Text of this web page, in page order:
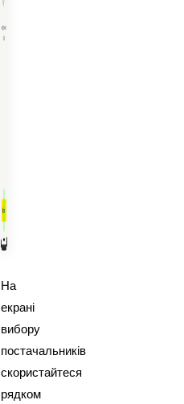
На
екрані
вибору
постачальників
скористайтеся
рядком